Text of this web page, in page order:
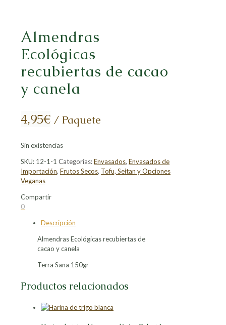
Almendras
Ecológicas
recubiertas de cacao
y canela
4,95€ / Paquete
Sin existencias
SKU: 12-1-1 Categorías:Envasados, Envasados de
Importación, Frutos Secos, Tofu, Seitan y Opciones
Veganas
Compartir
Compartir
Facebook
Compartir
Compartir
LinkedIn
Compartir
Pinterest
0
Descripción
Almendras Ecológicas recubiertas de
cacao y canela
Terra Sana 150gr
Productos relacionados